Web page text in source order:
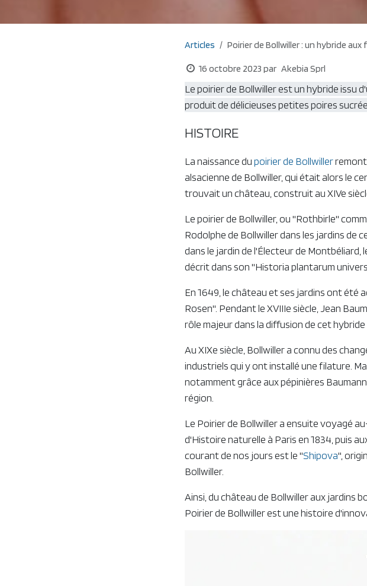
Articles Poirier de Bollwiller : un hybride
16 octobre 2023 par Akebia Sprl
Le poirier de Bollwiller est un hybride issu
produit de délicieuses petites poires
HISTOIRE
La naissance dupoirier de Bollwiller
alsacienne de Bollwiller, qui était alors le
trouvait un château, construit au XIVe
Le poirier de Bollwiller, ou "Rothbirle"
Rodolphe de Bollwiller dans les jardins de
dans le jardin de l'Électeur de Montbéliard,
décrit dans son "Historia plantarum
En 1649, le château et ses jardins ont été
Rosen". Pendant le XVIIIe siècle, Jean
rôle majeur dans la diffusion de cet
Au XIXe siècle, Bollwiller a connu des
industriels qui y ont installé une filature.
notamment grâce aux pépinières
région.
Le Poirier de Bollwiller a ensuite voyagé
d'Histoire naturelle à Paris en 1834, puis
courant de nos jours est le "Shipova",
Bollwiller.
Ainsi, du château de Bollwiller aux jardins
Poirier de Bollwiller est une histoire